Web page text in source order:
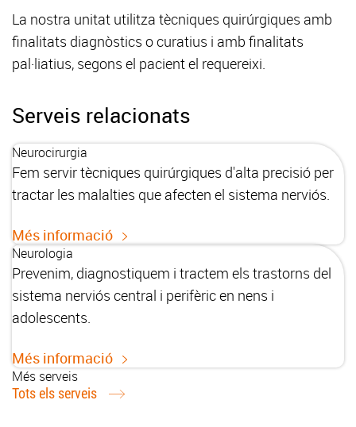
La nostra unitat utilitza tècniques quirúrgiques amb
finalitats diagnòstics o curatius i amb finalitats
pal·liatius, segons el pacient el requereixi.
Serveis relacionats
Neurocirurgia
Fem servir tècniques quirúrgiques d'alta precisió per
tractar les malalties que afecten el sistema nerviós.
Més informació
Neurologia
Prevenim, diagnostiquem i tractem els trastorns del
sistema nerviós central i perifèric en nens i
adolescents.
Més informació
Més serveis
Tots els serveis